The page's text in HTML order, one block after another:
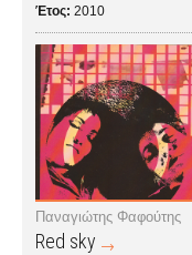
Έτος: 2010
Παναγιώτης Φαφούτης
Red sky